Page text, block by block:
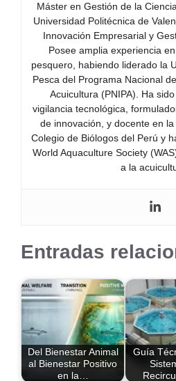
Máster en Gestión de la
Universidad Politécnica de
Innovación Empresarial y
Posee amplia experiencia
pesquero, habiendo liderado la
Pesca del Programa Nacional
Acuicultura (PNIPA). Ha
vigilancia tecnológica,
de innovación, y docente en
Colegio de Biólogos del Perú y
World Aquaculture Society
a la
Entradas
Del Bienestar Animal
al Bienestar Positivo
en la…
Guía